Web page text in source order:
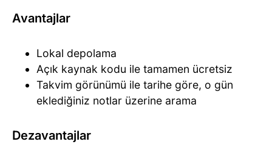
Avantajlar
Lokal depolama
Açık kaynak kodu ile tamamen ücretsiz
Takvim görünümü ile tarihe göre, o gün
eklediğiniz notlar üzerine arama
Dezavantajlar